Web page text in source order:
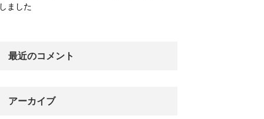
しました
最近のコメント
アーカイブ